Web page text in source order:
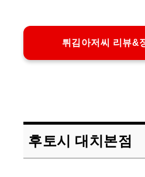
튀김아저씨 리뷰&
후토시 대치본점